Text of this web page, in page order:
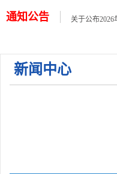
通知公告
关于公布
新闻中心